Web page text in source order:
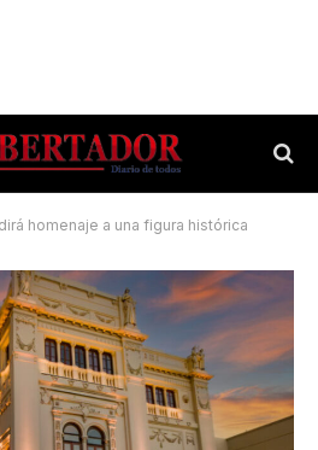
homenaje a una figura histórica